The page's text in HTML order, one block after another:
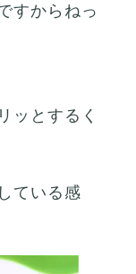
すからねっ
ッとするく
ている感